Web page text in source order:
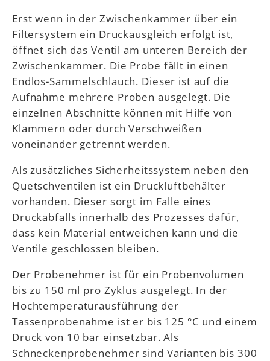
Erst wenn in der Zwischenkammer über ein
Filtersystem ein Druckausgleich erfolgt ist,
öffnet sich das Ventil am unteren Bereich der
Zwischenkammer. Die Probe fällt in einen
Endlos-Sammelschlauch. Dieser ist auf die
Aufnahme mehrere Proben ausgelegt. Die
einzelnen Abschnitte können mit Hilfe von
Klammern oder durch Verschweißen
voneinander getrennt werden.
Als zusätzliches Sicherheitssystem neben den
Quetschventilen ist ein Druckluftbehälter
vorhanden. Dieser sorgt im Falle eines
Druckabfalls innerhalb des Prozesses dafür,
dass kein Material entweichen kann und die
Ventile geschlossen bleiben.
Der Probenehmer ist für ein Probenvolumen
bis zu 150 ml pro Zyklus ausgelegt. In der
Hochtemperaturausführung der
Tassenprobenahme ist er bis 125 °C und einem
Druck von 10 bar einsetzbar. Als
Schneckenprobenehmer sind Varianten bis 300